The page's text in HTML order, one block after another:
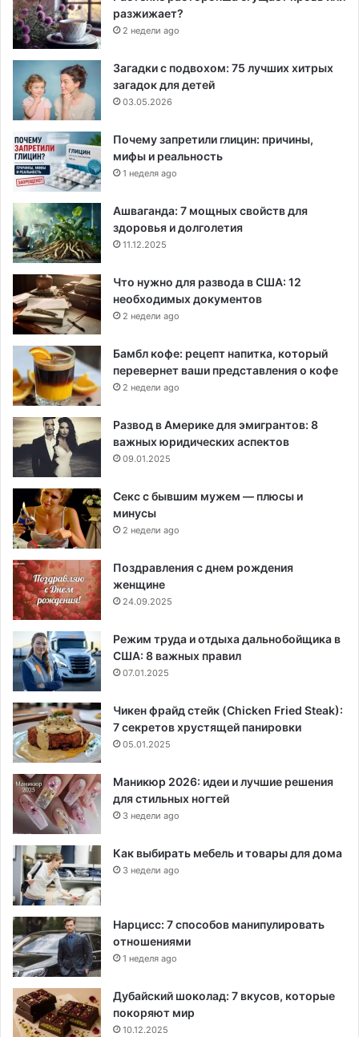
разжижает?
2 недели ago
Загадки с подвохом: 75 лучших хитрых
загадок для детей
03.05.2026
Почему запретили глицин: причины,
мифы и реальность
1 неделя ago
Ашваганда: 7 мощных свойств для
здоровья и долголетия
11.12.2025
Что нужно для развода в США: 12
необходимых документов
2 недели ago
Бамбл кофе: рецепт напитка, который
перевернет ваши представления о кофе
2 недели ago
Развод в Америке для эмигрантов: 8
важных юридических аспектов
09.01.2025
Секс с бывшим мужем — плюсы и
минусы
2 недели ago
Поздравления с днем рождения
женщине
24.09.2025
Режим труда и отдыха дальнобойщика в
США: 8 важных правил
07.01.2025
Чикен фрайд стейк (Chicken Fried Steak):
7 секретов хрустящей панировки
05.01.2025
Маникюр 2026: идеи и лучшие решения
для стильных ногтей
3 недели ago
Как выбирать мебель и товары для дома
3 недели ago
Нарцисс: 7 способов манипулировать
отношениями
1 неделя ago
Дубайский шоколад: 7 вкусов, которые
покоряют мир
10.12.2025